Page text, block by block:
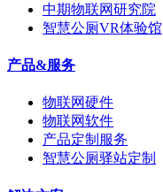
中期物联网研究院
智慧公厕VR体验馆
产品&服务
物联网硬件
物联网软件
产品定制服务
智慧公厕驿站定制